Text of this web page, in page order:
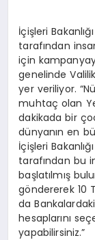
İçişleri
tarafından
için
genelinde
yer veriliyor.
muhtaç olan
dakikada bir
dünyanın en
İçişleri
tarafından bu
başlatılmış
göndererek 10
da
hesaplarını
yapabilirsiniz.”